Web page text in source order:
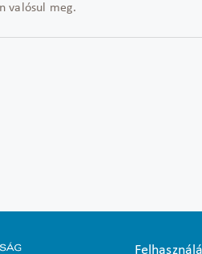
valósul meg.